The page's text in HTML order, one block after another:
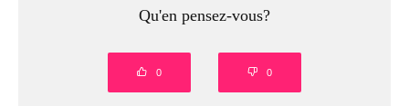
Qu'en pensez-vous?
0 0